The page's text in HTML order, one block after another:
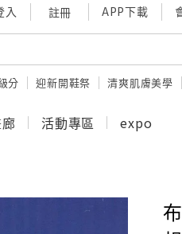
入 註冊 APP下載
分 迎新開鞋祭 清爽肌膚美學
活動專區 expo